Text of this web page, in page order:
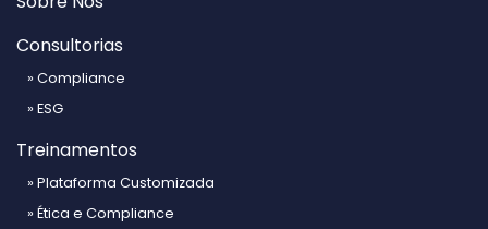
Consultorias
» Compliance
» ESG
Treinamentos
» Plataforma Customizada
» Ética e Compliance